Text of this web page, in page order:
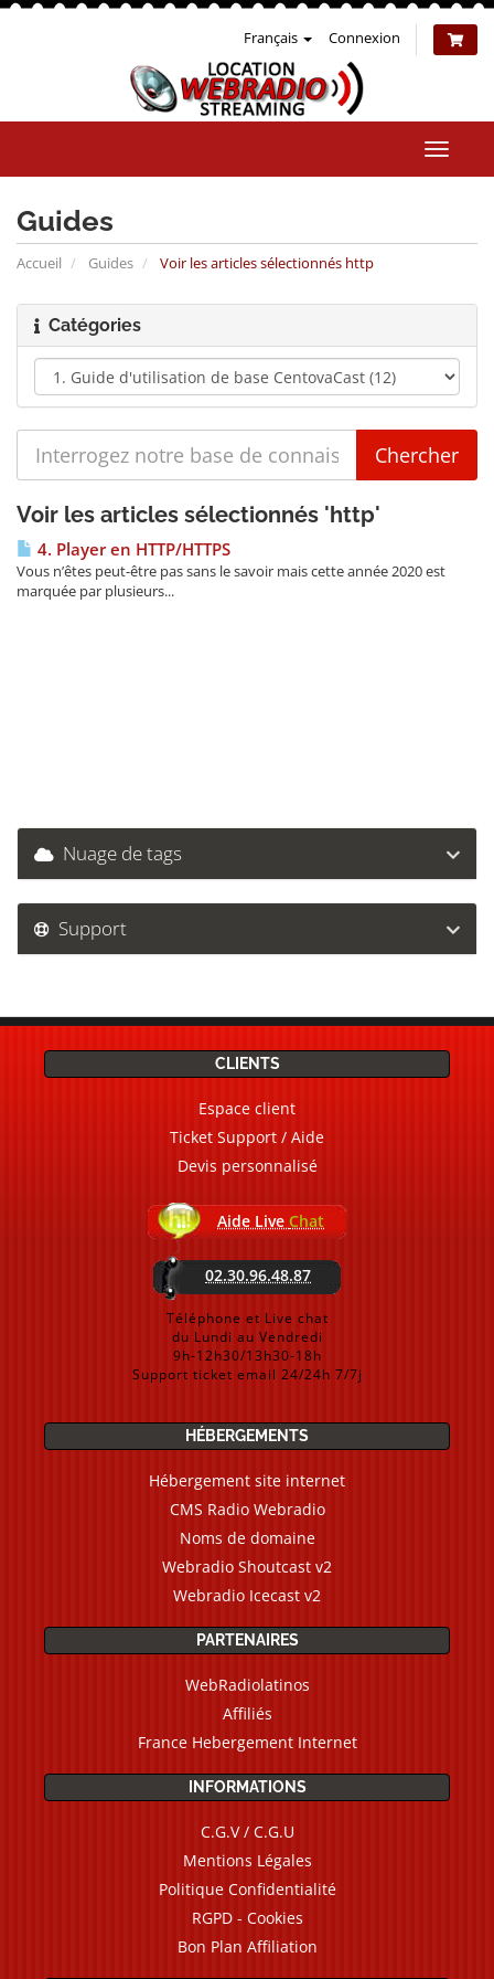
Français Connexion
la
Guides
Accueil Guides Voir les articles sélectionnés http
Catégories
Voir les articles sélectionnés 'http'
4. Player en HTTP/HTTPS
Vous n’êtes peut-être pas sans le savoir mais cette année 2020 est
marquée par plusieurs...
Nuage de tags
Support
CLIENTS
Espace client
Ticket Support / Aide
Devis personnalisé
Aide Live Chat
02.30.96.48.87
Téléphone et Live chat
du Lundi au Vendredi
9h-12h30/13h30-18h
Support ticket email 24/24h 7/7j
HÉBERGEMENTS
Hébergement site internet
CMS Radio Webradio
Noms de domaine
Webradio Shoutcast v2
Webradio Icecast v2
PARTENAIRES
WebRadiolatinos
Affiliés
France Hebergement Internet
INFORMATIONS
C.G.V / C.G.U
Mentions Légales
Politique Confidentialité
RGPD - Cookies
Bon Plan Affiliation